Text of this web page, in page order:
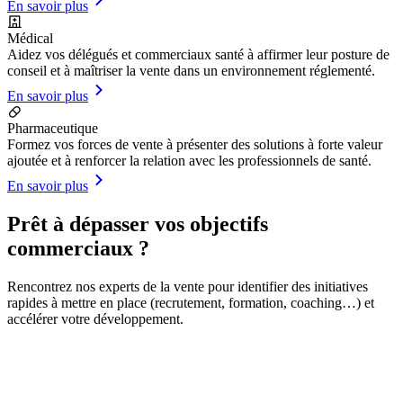
En savoir plus
Médical
Aidez vos délégués et commerciaux santé à affirmer leur posture de
conseil et à maîtriser la vente dans un environnement réglementé.
En savoir plus
Pharmaceutique
Formez vos forces de vente à présenter des solutions à forte valeur
ajoutée et à renforcer la relation avec les professionnels de santé.
En savoir plus
Prêt à dépasser vos objectifs
commerciaux ?
Rencontrez nos experts de la vente pour identifier des initiatives
rapides à mettre en place (recrutement, formation, coaching…) et
accélérer votre développement.